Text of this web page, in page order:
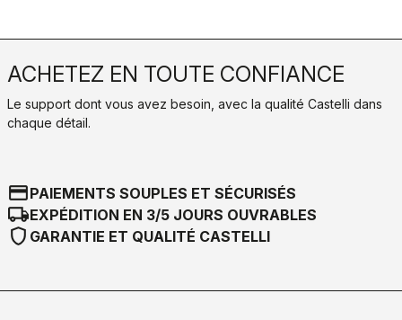
ACHETEZ EN TOUTE CONFIANCE
Le support dont vous avez besoin, avec la qualité Castelli dans
chaque détail.
credit_cardPAIEMENTS SOUPLES ET SÉCURISÉS
local_shippingEXPÉDITION EN 3/5 JOURS OUVRABLES
shield GARANTIE ET QUALITÉ CASTELLI